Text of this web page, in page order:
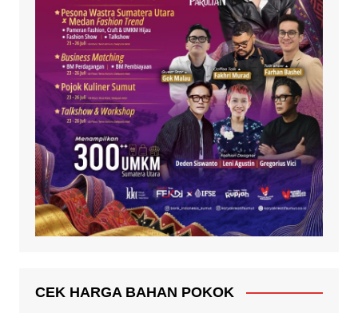
CEK HARGA BAHAN POKOK